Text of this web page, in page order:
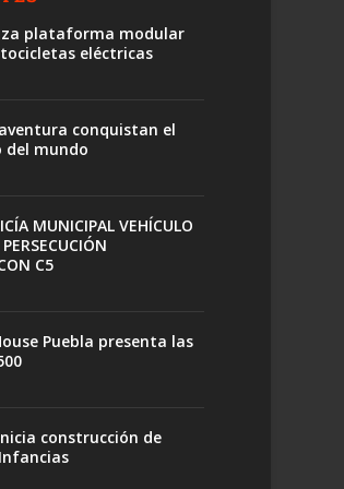
plataforma modular
eléctricas
conquistan el
del mundo
MUNICIPAL VEHÍCULO
C5
Puebla presenta las
construcción de